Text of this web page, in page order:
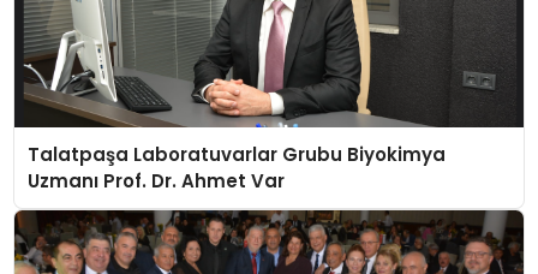
Talatpaşa Laboratuvarlar Grubu Biyokimya
Uzmanı Prof. Dr. Ahmet Var